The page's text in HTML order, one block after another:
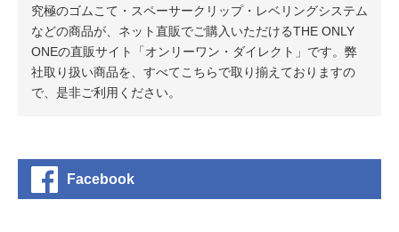
究極のゴムこて・スペーサークリップ・レベリングシステム
などの商品が、ネット直販でご購入いただけるTHE ONLY
ONEの直販サイト「オンリーワン・ダイレクト」です。弊
社取り扱い商品を、すべてこちらで取り揃えておりますの
で、是非ご利用ください。
Facebook